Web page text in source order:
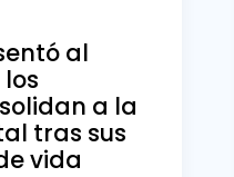
al
a la
tras sus
vida